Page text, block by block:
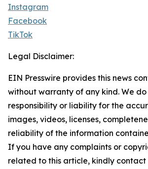
Instagram
Facebook
TikTok
Legal Disclaimer:
EIN Presswire provides this news
without warranty of any kind. We
responsibility or liability for the
images, videos, licenses,
reliability of the information
If you have any complaints or
related to this article, kindly